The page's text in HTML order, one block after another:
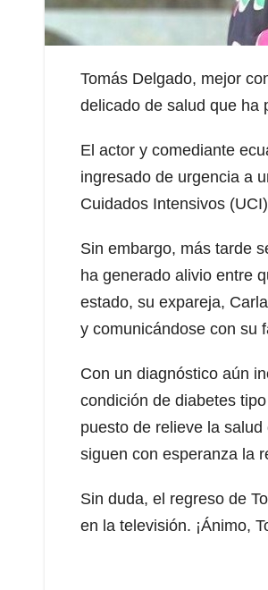
Tomás Delgado, mejor
delicado de salud que ha
El actor y comediante
ingresado de urgencia a
Cuidados Intensivos
Sin embargo, más tarde
ha generado alivio entre
estado, su expareja,
y comunicándose con su
Con un diagnóstico aún
condición de diabetes
puesto de relieve la
siguen con esperanza la
Sin duda, el regreso de
en la televisión. ¡Ánimo,